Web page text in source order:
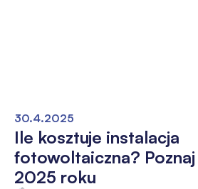
30.4.2025
Ile kosztuje instalacja
fotowoltaiczna?
2025 roku